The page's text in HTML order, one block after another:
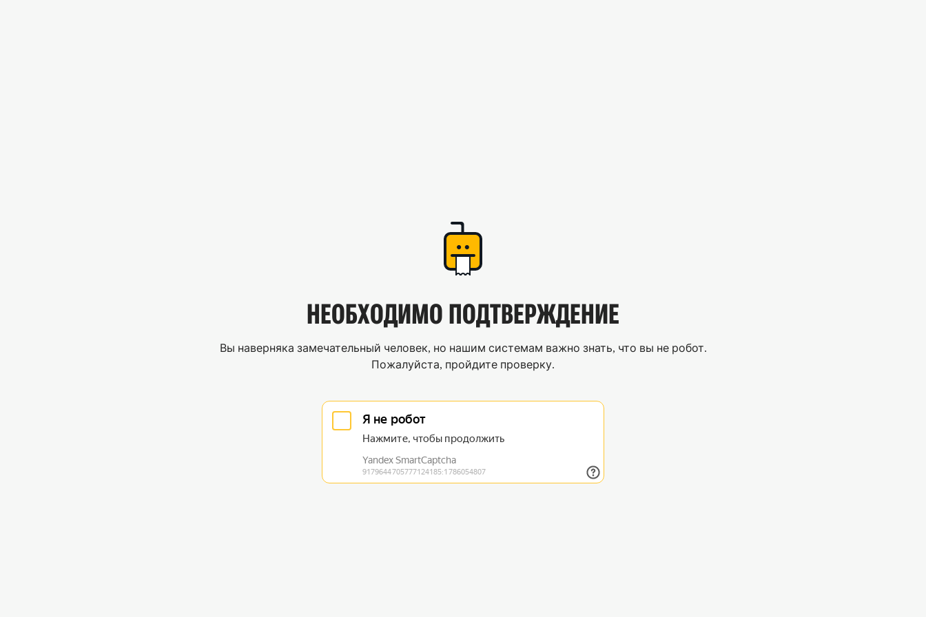
НЕОБХОДИМО ПОДТВЕРЖДЕНИЕ
Вы наверняка замечательный человек, но нашим системам важно знать, что вы не робот.
Пожалуйста, пройдите проверку.